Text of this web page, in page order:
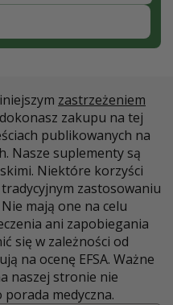
zastrzeżeniem
zakupu na tej
publikowanych na
Nasze suplementy są
Niektóre korzyści
zastosowaniu
mają one na celu
ani zapobiegania
się w zależności od
na ocenę EFSA. Ważne
naszej stronie nie
medyczna.